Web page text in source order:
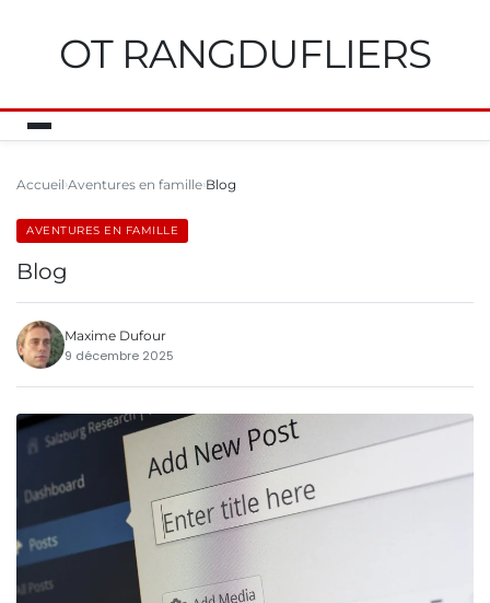
OT RANGDUFLIERS
Accueil Aventures en famille Blog
AVENTURES EN FAMILLE
Blog
Maxime Dufour
9 décembre 2025